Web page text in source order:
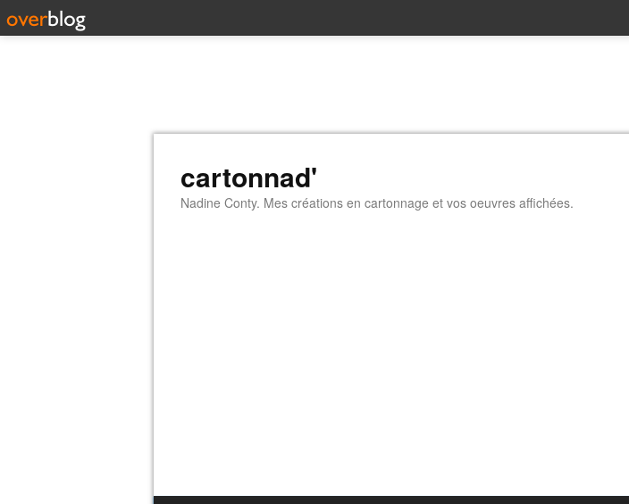
cartonnad'
Nadine Conty. Mes créations en cartonnage et vos oeuvres affichées.